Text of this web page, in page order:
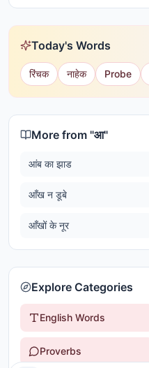
Today's Words
रिंचक नाहेक Probe
More from "आ"
आंब का झाड
आँख न डूबे
आँखों के नूर
Explore Categories
English Words
Proverbs